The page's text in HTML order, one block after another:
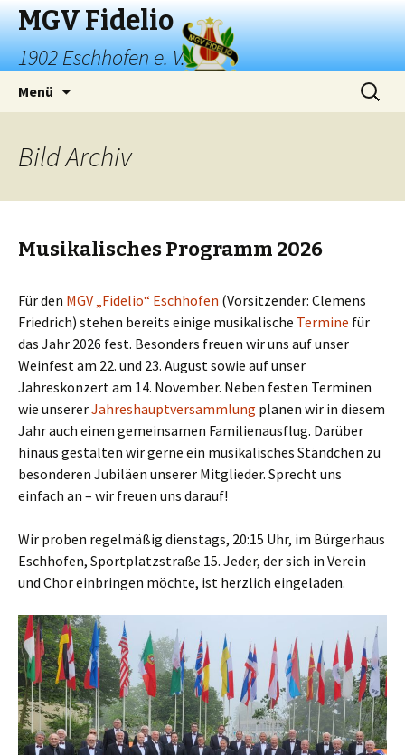
MGV Fidelio
1902 Eschhofen e. V.
Menü
Suchen
nach:
BildArchiv
Musikalisches Programm 2026
Für den MGV „Fidelio“ Eschhofen (Vorsitzender: Clemens
Friedrich) stehen bereits einige musikalische Termine für
das Jahr 2026 fest. Besonders freuen wir uns auf unser
Weinfest am 22. und 23. August sowie auf unser
Jahreskonzert am 14. November. Neben festen Terminen
wie unsererJahreshauptversammlung planen wir in diesem
Jahr auch einen gemeinsamen Familienausflug. Darüber
hinaus gestalten wir gerne ein musikalisches Ständchen zu
besonderen Jubiläen unserer Mitglieder. Sprecht uns
einfach an – wir freuen uns darauf!
Wir proben regelmäßig dienstags, 20:15 Uhr, im Bürgerhaus
Eschhofen, Sportplatzstraße 15. Jeder, der sich in Verein
und Chor einbringen möchte, ist herzlich eingeladen.